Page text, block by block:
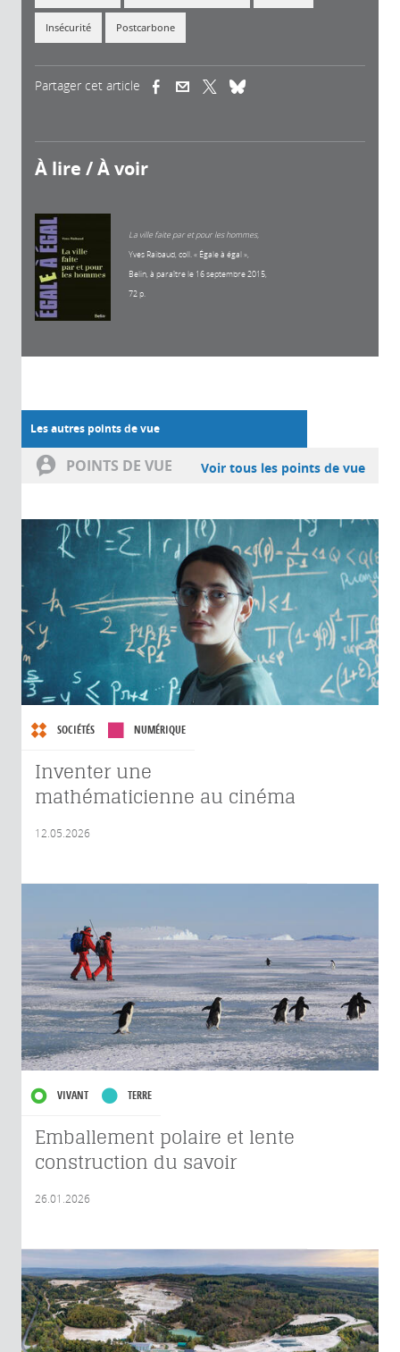
Insécurité Postcarbone
Partager cet article (link is external)(link is external)
À lire / À voir
La ville faite par et pour les hommes,
Yves Raibaud, coll. « Égale à égal »,
Belin, à paraître le 16 septembre 2015,
72 p.
Les autres points de vue
POINTS DE VUE Voir tous les points de vue
SOCIÉTÉS NUMÉRIQUE
Inventer une
mathématicienne au cinéma
12.05.2026
VIVANT TERRE
Emballement polaire et lente
construction du savoir
26.01.2026